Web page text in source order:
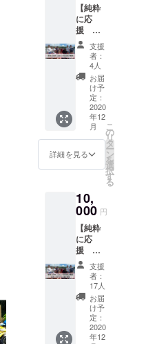
た個人
カルテ
配布
※詳細は
本文を
ご覧く
ださ
い！ ※
使用期
2021年
6月30日
ウンセ
リン
グ ※
先生の
いるグ
ループ
チャッ
トで
リー
ディン
グ・ラ
イティ
ング学
習 ※
ドバッ
クが記
入され
た個人
カルテ
配布
※詳細は
本文を
ご覧く
ださ
い！ ※
使用期
※担任
制 ※
グルー
プレッ
スン別
途受け
放題
※初回レ
ベル
チェッ
ク有り
(回数に
カウン
トしま
※月に一
人ス
タッフ
とのカ
ウンセ
リン
グ ※
先生の
いるグ
ループ
チャッ
トで
リー
ディン
グ・ラ
【純粋
に応
援 先
生全員
からの
お礼動
画】 前
に進み
たい私
たちの
活動と
思いを
応援し
ていた
だけれ
ば嬉し
す！
フィリ
ピンは
ドゥマ
ゲテよ
り、先
生全員
から心
を込め
たお礼
の動画
を贈ら
させて
いただ
支援
者：
4人
お届
け予
定：
2020
年12
月
詳細を見る
こ
の
リ
タ
ー
ン
を
選
択
す
る
10,
000 円
【純粋
に応
援 先
生全員
からの
お礼動
画 + 校
舎とHP
にお名
前掲
載】 前
支援
者：
17人
お届
け予
定：
2020
年12